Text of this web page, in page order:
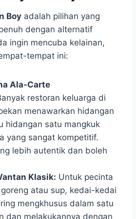
Boy adalah pilihan yang
dengan alternatif
ingin mencuba kelainan,
tempat ini:
Ala-Carte
restoran keluarga di
menawarkan hidangan
hidangan satu mangkuk
yang sangat kompetitif.
lebih autentik dan boleh
Klasik: Untuk pecinta
atau sup, kedai-kedai
mengkhusus dalam satu
dan melakukannya dengan